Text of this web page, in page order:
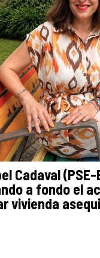
Cadaval
a fondo el
vivienda